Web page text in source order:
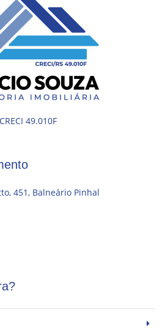
CRECI 49.010F
451, Balneário Pinhal